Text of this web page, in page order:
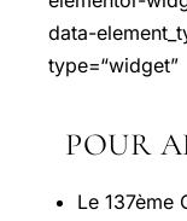
data-
type=“widget”
POUR
Le 137ème